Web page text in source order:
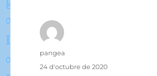
Autor
pangea
Publicat
24 d'octubre de 2020